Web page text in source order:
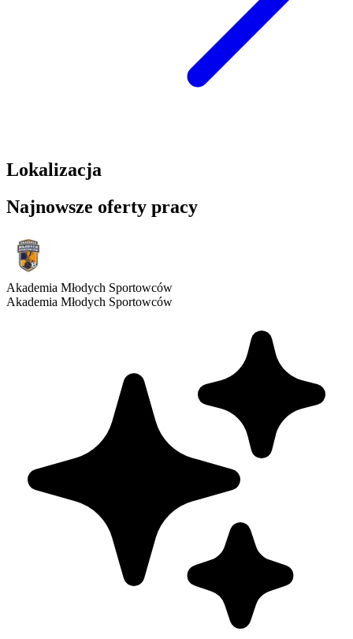
Lokalizacja
Najnowsze oferty pracy
Akademia Młodych Sportowców
Akademia Młodych Sportowców